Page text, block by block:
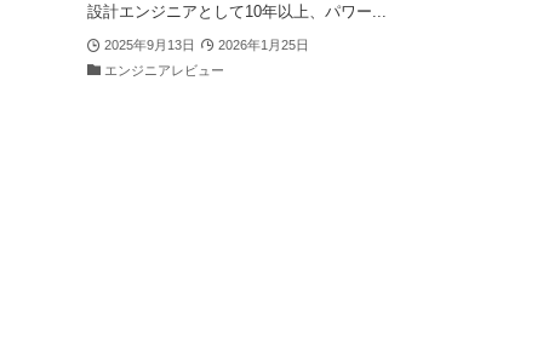
設計エンジニアとして10年以上、パワー...
2025年9月13日
2026年1月25日
エンジニアレビュー